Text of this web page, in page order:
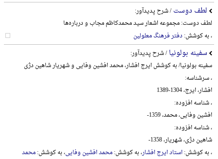
لطف دوست/ شرح پدیدآور:
لطف دوست: مجموعه اشعار سید محمدکاظم مجاب و درباره‌ها
، به کوشش:دفتر فرهنگ معلولین
سفینه بولونیا/ شرح پدیدآور:
سفینه بولونیا/ به کوشش ایرج افشار، محمد افشین وفایی و شهریار شاهین دژی
، سرشناسه:
افشار، ایرج، 1304-1389
، شناسه افزوده:
افشین وفایی، محمد، 1359-
، شناسه افزوده:
شاهین دژی، شهریار، 1358-
، به کوشش:استاد ایرج افشار، به کوشش:محمد افشین وفایی، به کوشش:محمد